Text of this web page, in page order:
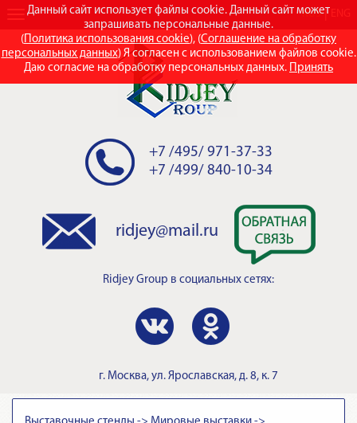
Данный сайт использует файлы cookie. Данный сайт может
запрашивать персональные данные.
(Политика использования cookie), (Соглашение на обработку
персональных данных) Я согласен с использованием файлов cookie.
Даю согласие на обработку персональных данных. Принять
RUS
+7 /495/ 971-37-33
+7 /499/ 840-10-34
ridjey@mail.ru
Ridjey Group в социальных сетях:
г. Москва, ул. Ярославская, д. 8, к. 7